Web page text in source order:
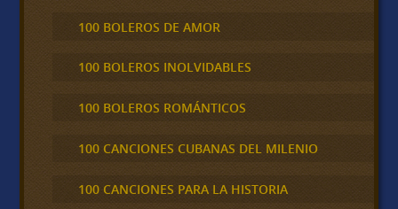
100 BOLEROS DE AMOR
100 BOLEROS INOLVIDABLES
100 BOLEROS ROMÁNTICOS
100 CANCIONES CUBANAS DEL MILENIO
100 CANCIONES PARA LA HISTORIA